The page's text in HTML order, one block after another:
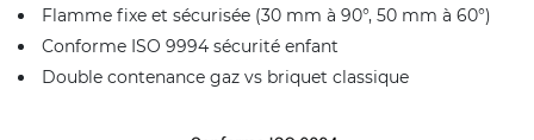
Flamme fixe et sécurisée (30 mm à 90°, 50 mm à 60°)
Conforme ISO 9994 sécurité enfant
Double contenance gaz vs briquet classique